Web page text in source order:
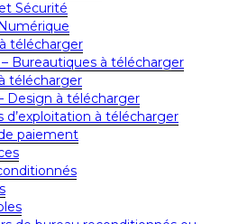
Sécurité
télécharger
Bureautiques à télécharger
télécharger
Design à télécharger
d’exploitation à télécharger
paiement